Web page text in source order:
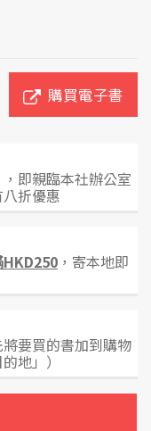
購買電子書
即親臨本社辦公室
折優惠
HKD250 ，寄本地即
要買的書加到購物
地」）